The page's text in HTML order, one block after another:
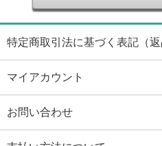
特定商取引法に基づく表記（返
マイアカウント
お問い合わせ